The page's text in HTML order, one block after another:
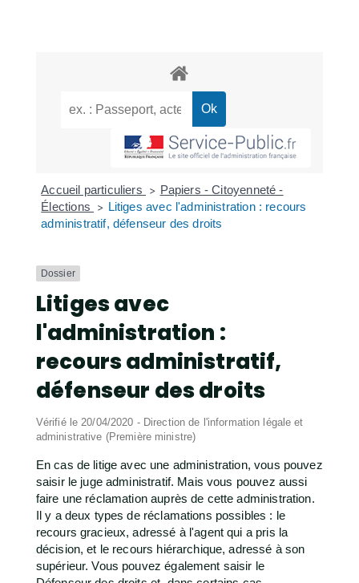
Accueil particuliers > Papiers - Citoyenneté -
Élections
> Litiges avec l'administration : recours
administratif, défenseur des droits
Dossier
Litiges avec
l'administration :
recours administratif,
défenseur des droits
Vérifié le 20/04/2020 - Direction de l'information légale et
administrative (Première ministre)
En cas de litige avec une administration, vous pouvez
saisir le juge administratif. Mais vous pouvez aussi
faire une réclamation auprès de cette administration.
Il y a deux types de réclamations possibles : le
recours gracieux, adressé à l'agent qui a pris la
décision, et le recours hiérarchique, adressé à son
supérieur. Vous pouvez également saisir le